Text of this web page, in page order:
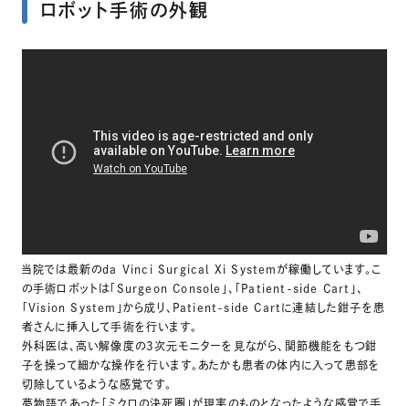
ロボット手術の外観
当院では最新のda Vinci Surgical Xi Systemが稼働しています。こ
の手術ロボットは「Surgeon Console」、「Patient-side Cart」、
「Vision System」から成り、Patient-side Cartに連結した鉗子を患
者さんに挿入して手術を行います。
外科医は、高い解像度の3次元モニターを見ながら、関節機能をもつ鉗
子を操って細かな操作を行います。あたかも患者の体内に入って患部を
切除しているような感覚です。
夢物語であった「ミクロの決死圏」が現実のものとなったような感覚で手